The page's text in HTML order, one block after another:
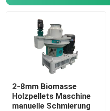
2-8mm Biomasse
Holzpellets Maschine
manuelle Schmierung